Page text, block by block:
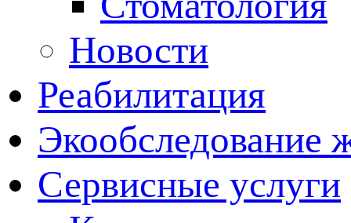
Новости
Реабилитация
Экообследование
Сервисные услуги